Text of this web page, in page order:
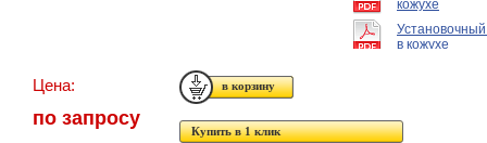
кожухе
в кожухе
Цена:
по запросу
Купить в 1 клик